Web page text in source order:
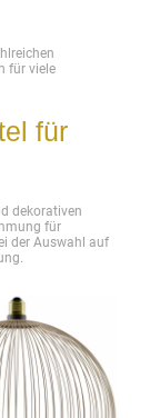
für viele
für
dekorativen
für
der Auswahl auf